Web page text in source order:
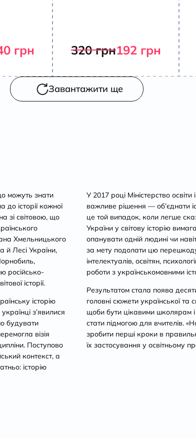
грн 320грн192 грн
Завантажити ще
можуть знати
до історії кожної
зі світовою, що
Хмельницького
й Лесі України,
російсько-
історії.
історію
з’явилися
будувати
візія
Поступово
контекст, а
історію
У 2017 році Міністерство
важливе рішення — об’єднати
це той випадок, коли легше
України у світову історію
опанувати одній людині чи
за мету подолати цю
інтелектуалів, освітян,
роботи з українськомовними
Результатом стала поява
головні сюжети української та
щоби бути цікавими школярам
стати підмогою для вчителів.
зробити перші кроки в
їх застосування у освітньому